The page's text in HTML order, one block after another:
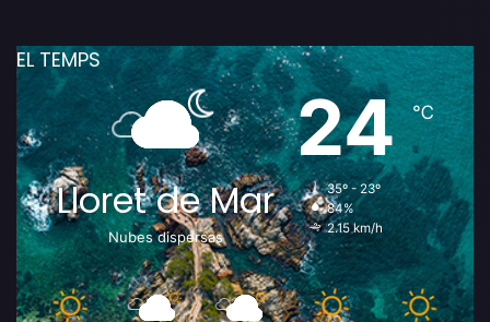
EL TEMPS
Lloret de Mar
Nubes dispersas
24℃
35º - 23º
84%
2.15 km/h